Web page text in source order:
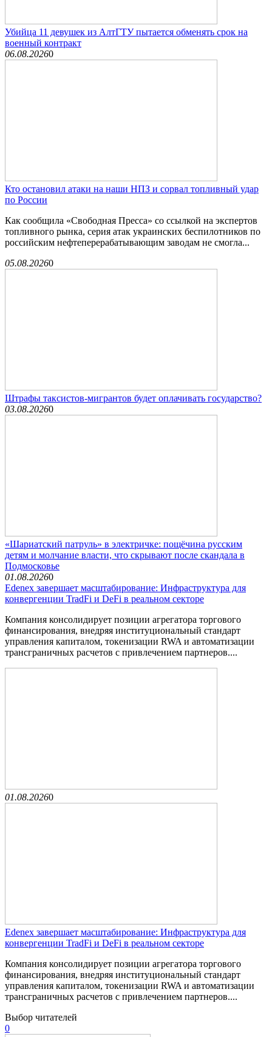
Убийца 11 девушек из АлтГТУ пытается обменять срок на
военный контракт
06.08.20260
Кто остановил атаки на наши НПЗ и сорвал топливный удар
по России
Как сообщила «Свободная Пресса» со ссылкой на экспертов
топливного рынка, серия атак украинских беспилотников по
российским нефтеперерабатывающим заводам не смогла...
05.08.20260
Штрафы таксистов-мигрантов будет оплачивать государство?
03.08.20260
«Шариатский патруль» в электричке: пощёчина русским
детям и молчание власти, что скрывают после скандала в
Подмосковье
01.08.20260
Edenex завершает масштабирование: Инфраструктура для
конвергенции TradFi и DeFi в реальном секторе
Компания консолидирует позиции агрегатора торгового
финансирования, внедряя институциональный стандарт
управления капиталом, токенизации RWA и автоматизации
трансграничных расчетов с привлечением партнеров....
01.08.20260
Edenex завершает масштабирование: Инфраструктура для
конвергенции TradFi и DeFi в реальном секторе
Компания консолидирует позиции агрегатора торгового
финансирования, внедряя институциональный стандарт
управления капиталом, токенизации RWA и автоматизации
трансграничных расчетов с привлечением партнеров....
Выбор читателей
0